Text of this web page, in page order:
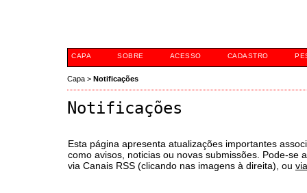
CAPA SOBRE ACESSO CADASTRO
Capa > Notificações
Notificações
Esta página apresenta atualizações importantes
como avisos, noticias ou novas submissões. Pode-se
via Canais RSS (clicando nas imagens à direita), ou